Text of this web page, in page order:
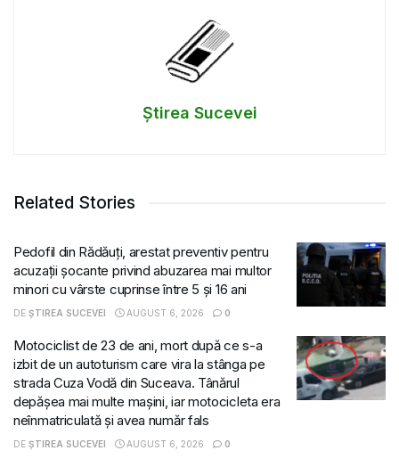
Știrea Sucevei
Related Stories
Pedofil din Rădăuți, arestat preventiv pentru
acuzații șocante privind abuzarea mai multor
minori cu vârste cuprinse între 5 și 16 ani
DE ȘTIREA SUCEVEI AUGUST 6, 2026 0
Motociclist de 23 de ani, mort după ce s-a
izbit de un autoturism care vira la stânga pe
strada Cuza Vodă din Suceava. Tânărul
depășea mai multe mașini, iar motocicleta era
neînmatriculată și avea număr fals
DE ȘTIREA SUCEVEI AUGUST 6, 2026 0